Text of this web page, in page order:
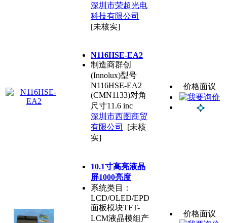
深圳市荣超光电
科技有限公司
[未核实]
N116HSE-EA2
制造商群创
(Innolux)型号
N116HSE-EA2
(CMN1133)对角
尺寸11.6 inc
深圳市西图商贸
有限公司
[未核
实]
价格面议
10.1寸高亮液晶
屏1000亮度
系统类目：
LCD/OLED/EPD
面板模块TFT-
LCM液晶模组产
价格面议